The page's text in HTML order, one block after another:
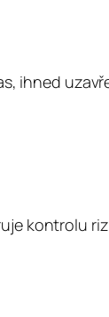
ihned
kontrolu